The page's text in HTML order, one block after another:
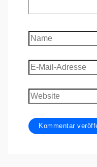
Name
E-
Mail-
Adresse
Website